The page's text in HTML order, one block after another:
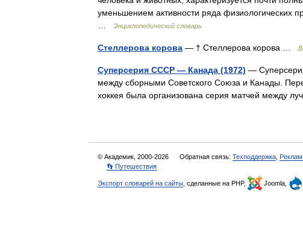
уменьшением активности ряда физиологических
Энциклопедический словарь
Стеллерова корова — † Стеллерова корова …
Суперсерия СССР — Канада (1972) —
между сборными Советского Союза и Канады.
хоккея была организована серия матчей
© Академик, 2000-2026 Обратная связь: Техподдержка
👣 Путешествия
Экспорт словарей на сайты , сделанные на PHP, Joomla,